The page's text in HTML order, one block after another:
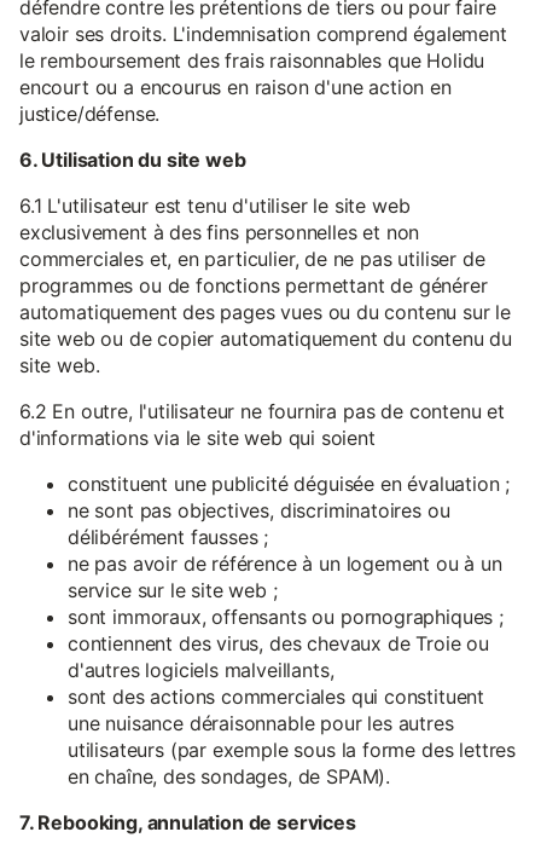
défendre contre les prétentions de tiers ou pour faire
valoir ses droits. L'indemnisation comprend également
le remboursement des frais raisonnables que Holidu
encourt ou a encourus en raison d'une action en
justice/défense.
6. Utilisation du site web
6.1 L'utilisateur est tenu d'utiliser le site web
exclusivement à des fins personnelles et non
commerciales et, en particulier, de ne pas utiliser de
programmes ou de fonctions permettant de générer
automatiquement des pages vues ou du contenu sur le
site web ou de copier automatiquement du contenu du
site web.
6.2 En outre, l'utilisateur ne fournira pas de contenu et
d'informations via le site web qui soient
constituent une publicité déguisée en évaluation ;
ne sont pas objectives, discriminatoires ou
délibérément fausses ;
ne pas avoir de référence à un logement ou à un
service sur le site web ;
sont immoraux, offensants ou pornographiques ;
contiennent des virus, des chevaux de Troie ou
d'autres logiciels malveillants,
sont des actions commerciales qui constituent
une nuisance déraisonnable pour les autres
utilisateurs (par exemple sous la forme des lettres
en chaîne, des sondages, de SPAM).
7. Rebooking, annulation de services